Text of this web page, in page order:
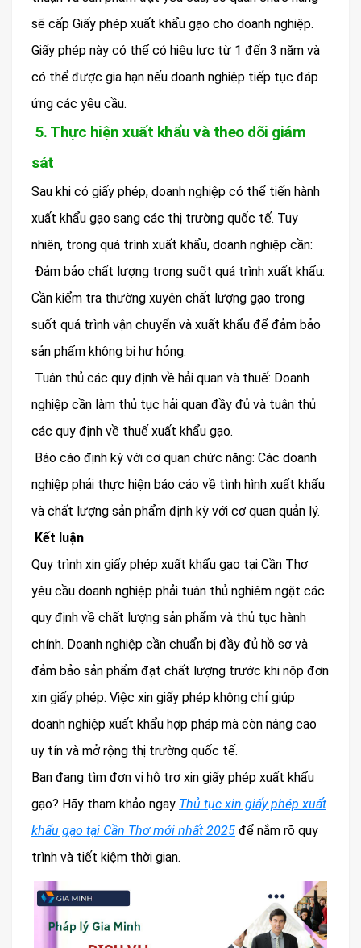
sẽ cấp Giấy phép xuất khẩu gạo cho doanh nghiệp.
Giấy phép này có thể có hiệu lực từ 1 đến 3 năm và
có thể được gia hạn nếu doanh nghiệp tiếp tục đáp
ứng các yêu cầu.
5. Thực hiện xuất khẩu và theo dõi giám
sát
Sau khi có giấy phép, doanh nghiệp có thể tiến hành
xuất khẩu gạo sang các thị trường quốc tế. Tuy
nhiên, trong quá trình xuất khẩu, doanh nghiệp cần:
Đảm bảo chất lượng trong suốt quá trình xuất khẩu:
Cần kiểm tra thường xuyên chất lượng gạo trong
suốt quá trình vận chuyển và xuất khẩu để đảm bảo
sản phẩm không bị hư hỏng.
Tuân thủ các quy định về hải quan và thuế: Doanh
nghiệp cần làm thủ tục hải quan đầy đủ và tuân thủ
các quy định về thuế xuất khẩu gạo.
Báo cáo định kỳ với cơ quan chức năng: Các doanh
nghiệp phải thực hiện báo cáo về tình hình xuất khẩu
và chất lượng sản phẩm định kỳ với cơ quan quản lý.
Kết luận
Quy trình xin giấy phép xuất khẩu gạo tại Cần Thơ
yêu cầu doanh nghiệp phải tuân thủ nghiêm ngặt các
quy định về chất lượng sản phẩm và thủ tục hành
chính. Doanh nghiệp cần chuẩn bị đầy đủ hồ sơ và
đảm bảo sản phẩm đạt chất lượng trước khi nộp đơn
xin giấy phép. Việc xin giấy phép không chỉ giúp
doanh nghiệp xuất khẩu hợp pháp mà còn nâng cao
uy tín và mở rộng thị trường quốc tế.
Bạn đang tìm đơn vị hỗ trợ xin giấy phép xuất khẩu
gạo? Hãy tham khảo ngay Thủ tục xin giấy phép xuất
khẩu gạo tại Cần Thơ mới nhất 2025 để nắm rõ quy
trình và tiết kiệm thời gian.